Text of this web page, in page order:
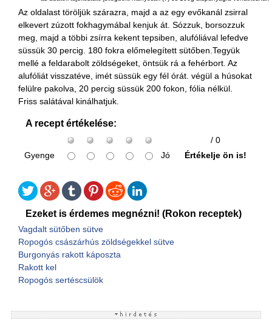
Az oldalast töröljük szárazra, majd a az egy evőkanál zsirral
elkevert zúzott fokhagymábal kenjuk át. Sózzuk, borsozzuk
meg, majd a többi zsírra kekent tepsiben, alufóliával lefedve
süssük 30 percig. 180 fokra előmelegített sütőben.Tegyük
mellé a feldarabolt zöldségeket, öntsük rá a fehérbort. Az
alufóliát visszatéve, imét süssük egy fél órát. végül a húsokat
felülre pakolva, 20 percig süssük 200 fokon, fólia nélkül.
Friss salátával kinálhatjuk.
A recept értékelése:
/ 0
Gyenge
Jó Értékelje ön is!
Ezeket is érdemes megnézni! (Rokon receptek)
Vagdalt sütőben sütve
Ropogós császárhús zöldségekkel sütve
Burgonyás rakott káposzta
Rakott kel
Ropogós sertéscsülök